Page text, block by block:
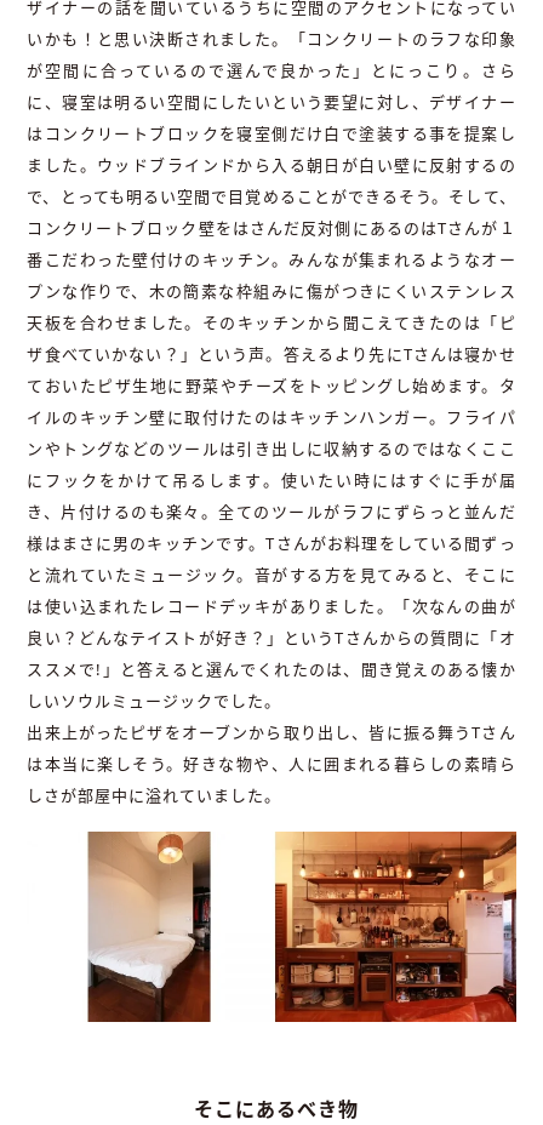
ザイナーの話を聞いているうちに空間のアクセントになってい
いかも！と思い決断されました。「コンクリートのラフな印象
が空間に合っているので選んで良かった」とにっこり。さら
に、寝室は明るい空間にしたいという要望に対し、デザイナー
はコンクリートブロックを寝室側だけ白で塗装する事を提案し
ました。ウッドブラインドから入る朝日が白い壁に反射するの
で、とっても明るい空間で目覚めることができるそう。そして、
コンクリートブロック壁をはさんだ反対側にあるのはTさんが１
番こだわった壁付けのキッチン。みんなが集まれるようなオー
プンな作りで、木の簡素な枠組みに傷がつきにくいステンレス
天板を合わせました。そのキッチンから聞こえてきたのは「ピ
ザ食べていかない？」という声。答えるより先にTさんは寝かせ
ておいたピザ生地に野菜やチーズをトッピングし始めます。タ
イルのキッチン壁に取付けたのはキッチンハンガー。フライパ
ンやトングなどのツールは引き出しに収納するのではなくここ
にフックをかけて吊るします。使いたい時にはすぐに手が届
き、片付けるのも楽々。全てのツールがラフにずらっと並んだ
様はまさに男のキッチンです。Tさんがお料理をしている間ずっ
と流れていたミュージック。音がする方を見てみると、そこに
は使い込まれたレコードデッキがありました。「次なんの曲が
良い？どんなテイストが好き？」というTさんからの質問に「オ
ススメで!」と答えると選んでくれたのは、聞き覚えのある懐か
しいソウルミュージックでした。
出来上がったピザをオーブンから取り出し、皆に振る舞うTさん
は本当に楽しそう。好きな物や、人に囲まれる暮らしの素晴ら
しさが部屋中に溢れていました。
そこにあるべき物